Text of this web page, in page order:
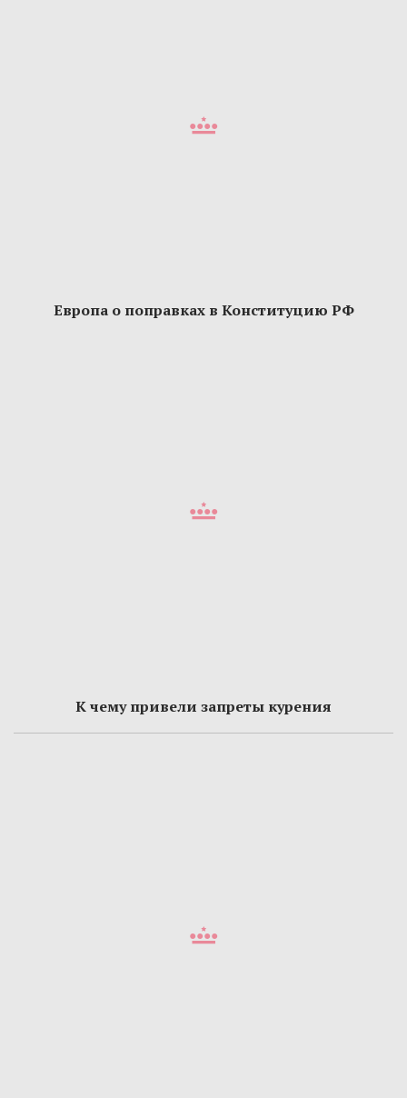
Европа о поправках в Конституцию РФ
К чему привели запреты курения